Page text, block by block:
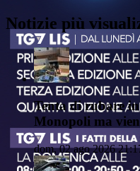
Notizie più
Tenta di rubare
Monopoli ma
dom, 02 ago 2026